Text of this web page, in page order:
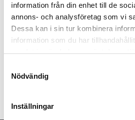
information från din enhet till de
annons- och analysföretag som vi
Dessa kan i sin tur kombinera
information som du har
samlat in när du har använt deras
Nödvändig
Inställningar
Stock status